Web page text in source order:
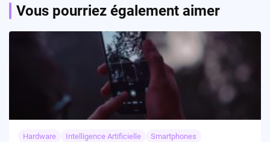
Vous pourriez également aimer
Hardware Intelligence Artificielle
Smartphones